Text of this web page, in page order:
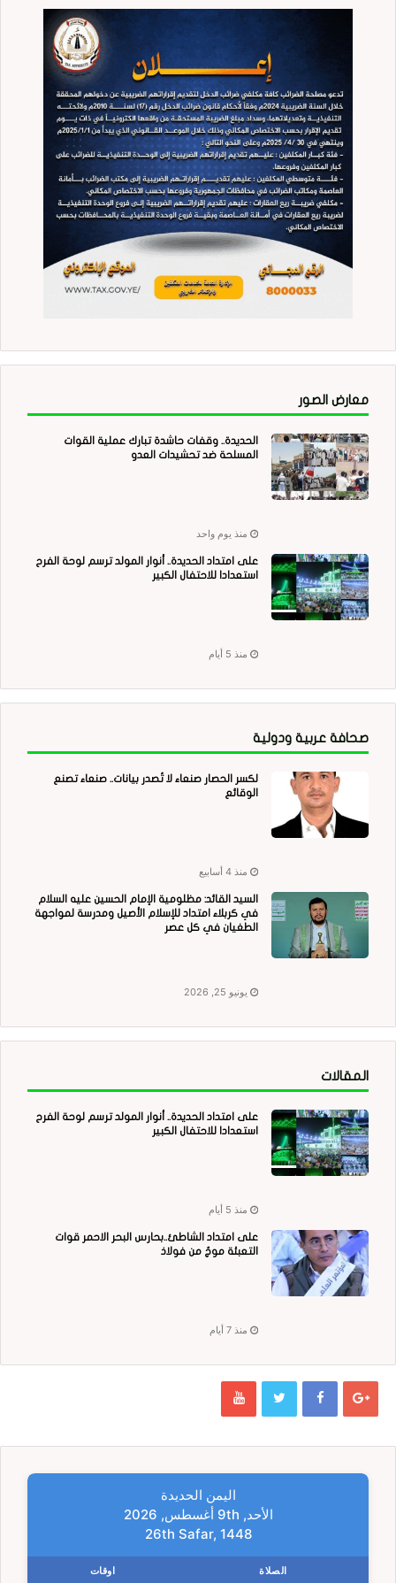
معارض الصور
الحديدة.. وقفات حاشدة تبارك عملية القوات
المسلحة ضد تحشيدات العدو
منذ يوم واحد
على امتداد الحديدة.. أنوار المولد ترسم لوحة الفرح
استعدادا للاحتفال الكبير
منذ 5 أيام
صحافة عربية ودولية
لكسر الحصار صنعاء لا تُصدر بيانات.. صنعاء تصنع
الوقائع
منذ 4 أسابيع
السيد القائد: مظلومية الإمام الحسين عليه السلام
في كربلاء امتداد للإسلام الأصيل ومدرسة لمواجهة
الطغيان في كل عصر
يونيو 25, 2026
المقالات
على امتداد الحديدة.. أنوار المولد ترسم لوحة الفرح
استعدادا للاحتفال الكبير
منذ 5 أيام
على امتداد الشاطئ..بحارس البحر الاحمر قوات
التعبئة موجٌ من فولاذ
منذ 7 أيام
اليمن الحديدة
الأحد, 9th أغسطس, 2026
26th Safar, 1448
الصلاة اوقات